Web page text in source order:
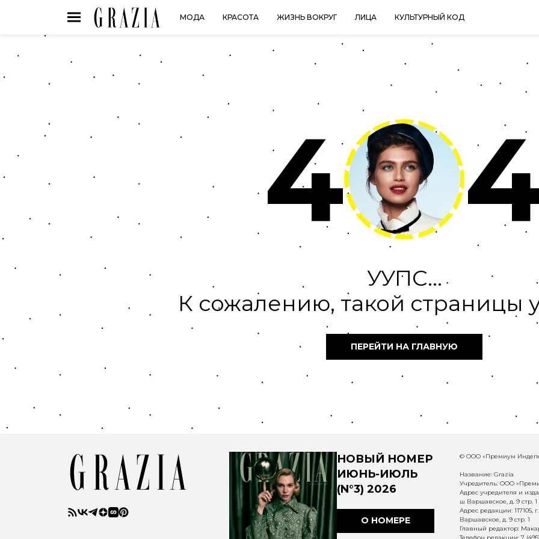
МОДА КРАСОТА ЖИЗНЬ ВОКРУГ ЛИЦА КУЛЬТУРНЫЙ КОД
4
УУПС...
К сожалению, такой страницы
ПЕРЕЙТИ НА ГЛАВНУЮ
НОВЫЙ НОМЕР
ИЮНЬ-ИЮЛЬ
(N°3) 2026
О НОМЕРЕ
© ООО «Премиум
Название: Grazia
Учредитель: ООО
Адрес учредителя и
ш Варшавское, д. 9 стр. 1
Адрес редакции:
Варшавское, д. 9 стр. 1
Главный редактор: